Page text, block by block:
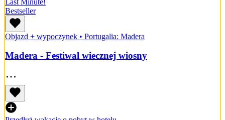
Bestseller
Objazd + wypoczynek • Portugalia: Madera
Madera - Festiwal wiecznej wiosny